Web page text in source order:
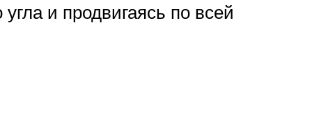
и продвигаясь по всей